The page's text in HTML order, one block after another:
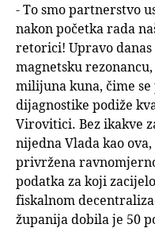
- To smo partnerstvo
nakon početka rada
retorici! Upravo
magnetsku
milijuna kuna, čime
dijagnostike podiže
Virovitici. Bez ikakve
nijedna Vlada kao
privržena
podatka za koji
fiskalnom
županija dobila je 50